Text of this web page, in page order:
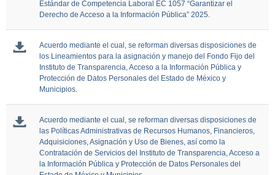
Estándar de Competencia Laboral EC 1057 “Garantizar el
Derecho de Acceso a la Información Pública” 2025.
Acuerdo mediante el cual, se reforman diversas disposiciones de
los Lineamientos para la asignación y manejo del Fondo Fijo del
Instituto de Transparencia, Acceso a la Información Pública y
Protección de Datos Personales del Estado de México y
Municipios.
Acuerdo mediante el cual, se reforman diversas disposiciones de
las Políticas Administrativas de Recursos Humanos, Financieros,
Adquisiciones, Asignación y Uso de Bienes, así como la
Contratación de Servicios del Instituto de Transparencia, Acceso a
la Información Pública y Protección de Datos Personales del